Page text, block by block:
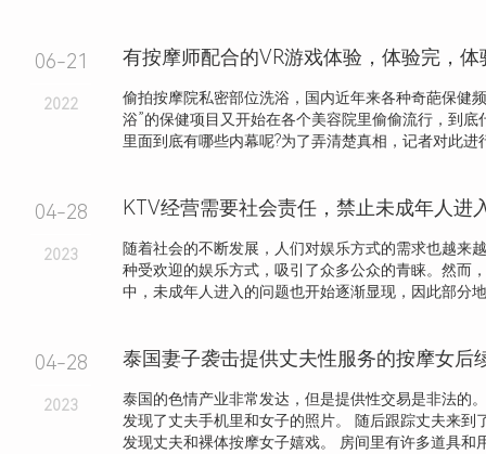
06-21
2022
有按摩师配合的VR游戏体验，体验完，体
偷拍按摩院私密部位洗浴，国内近年来各种奇葩保健
浴”的保健项目又开始在各个美容院里偷偷流行，到底
里面到底有哪些内幕呢?为了弄清楚真相，记者对此进
04-28
2023
随着社会的不断发展，人们对娱乐方式的需求也越来
种受欢迎的娱乐方式，吸引了众多公众的青睐。然而
中，未成年人进入的问题也开始逐渐显现，因此部分
04-28
2023
泰国的色情产业非常发达，但是提供性交易是非法的
发现了丈夫手机里和女子的照片。 随后跟踪丈夫来到
发现丈夫和裸体按摩女子嬉戏。 房间里有许多道具和